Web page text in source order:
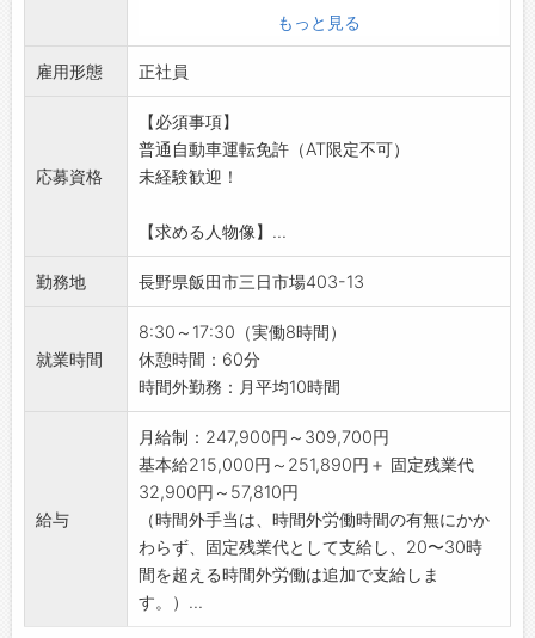
入・価格交渉を行います。
先生と事務局の間に立って仲介する業務もあり
ます。
行う場合もあります。
↓
・17:00 症例の立会い終了
先生からニーズをお聞きしたり、新しい製品の
提案などもこのタイミングで行います。
ります。
↓
・17:30 帰社・事務仕事
支社に戻り、伝票整理や事務処理を行います。
社用車の中を整理したり、明日の準備なども行
います。
↓
・19:00 帰宅
残業がある日もあれば、残業なしで帰宅する日
もあります。
メーカー勉強会、先輩によるOJTなどを通し
↓
・半年～1年
お客様の引き継ぎを行いながら、約3ヶ月毎に
知識確認テストを実施
＜キャリアステップ＞
テップがあります。
・スペシャリスト：専門分野に特化したスペシ
ャリスト。施設担当から要望を受けサポートし
・施設担当者：担当病院を持ち治療レベルが上
がるようサポートする営業です。
・チームリーダー：現場のスペシャリストを経
て、チームをマネジメントする立場
・拠点長・部長：各メンバー、リーダーのマネ
ジメント
【職場の雰囲気・社風】
風通しの良い社風で、お互いに声を掛け合いな
がらチームプレーを大切にしています。
【ある1日の業務の流れ※一例】
・8:30 出勤
【具体的な仕事内容】
農薬・肥料・農業用製品等の配送をお任せしま
す。
＜配送＞
※既存ルート配送がメインとなります。
・受注及び発注業務
・商品の積込み
・メール、電話対応など
・既存のお取引先の注文取り
・農薬、農業関連商品の説明、ご提案
※年に数回、農業関連商品メーカーさんの勉強
会がありますので、そこで取扱商品の知識を身
に付けていただきます。
・見積作成など
＜お客様＞
JA
農薬店
個人農家
農機具メーカーなど
＜担当エリア＞
南信を中心としたエリアとなります。
もっと見る
雇用形態 正社員
応募資格
【必須事項】
普通自動車運転免許（AT限定不可）
未経験歓迎！
【求める人物像】...
勤務地 長野県飯田市三日市場403-13
就業時間
8:30～17:30（実働8時間）
休憩時間：60分
時間外勤務：月平均10時間
給与
月給制：247,900円～309,700円
基本給215,000円～251,890円＋ 固定残業代
32,900円～57,810円
（時間外手当は、時間外労働時間の有無にかか
わらず、固定残業代として支給し、20〜30時
間を超える時間外労働は追加で支給しま
す。）...